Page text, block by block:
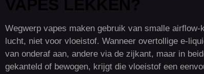
Wegwerp vapes maken gebruik van smalle
lucht, niet voor vloeistof. Wanneer overtollige e-
van onderaf aan, andere via de zijkant, maar in
gekanteld of bewogen, krijgt die vloeistof een